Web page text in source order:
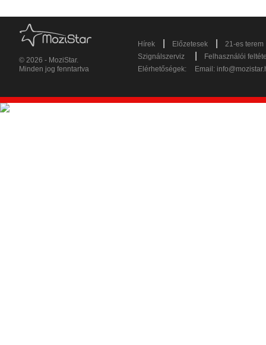
© 2026 - MoziStar.
Minden jog fenntartva
Hírek Előzetesek
21-es terem
Szignálszerviz
Felhasználói
Elérhetőségek:
Email: